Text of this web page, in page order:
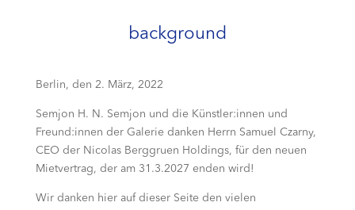
background
Berlin, den 2. März, 2022
Semjon H. N. Semjon und die Künstler:innen und
Freund:innen der Galerie danken Herrn Samuel Czarny,
CEO der Nicolas Berggruen Holdings, für den neuen
Mietvertrag, der am 31.3.2027 enden wird!
Wir danken hier auf dieser Seite den vielen